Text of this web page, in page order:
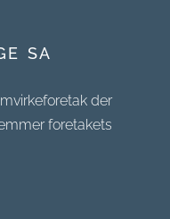
SA
der
foretakets